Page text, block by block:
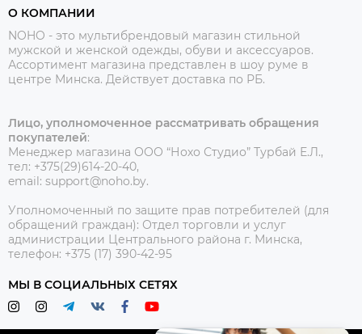
О КОМПАНИИ
NOHO - это мультибрендовый магазин стильной
мужской и женской одежды, обуви и аксессуаров.
Ассортимент магазина представлен в шоу руме в
центре Минска. Действует доставка по РБ.
Лицо, уполномоченное рассматривать обращения
покупателей:
Менеджер магазина ООО “Нохо Студио” Турбай Е.Л.,
тел: +375(29)614-20-40,
email: support@noho.by.
Уполномоченный по защите прав потребителей (для
обращений граждан): Отдел торговли и услуг
администрации Центрального района г. Минска,
телефон: +375 (17) 390-42-95
МЫ В СОЦИАЛЬНЫХ СЕТЯХ